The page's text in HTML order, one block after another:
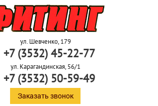
ул. Шевченко, 179
+7 (3532) 45-22-77
ул. Карагандинская, 56/1
+7 (3532) 50-59-49
Заказать звонок